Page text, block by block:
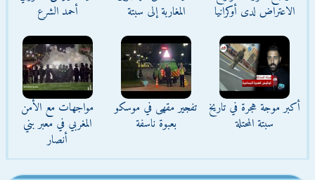
الاعتراض لدى أوكرانيا
المغاربة إلى سبتة
أحمد الشرع
أكبر موجة هجرة في تاريخ
سبتة المحتلة
تفجير مقهى في موسكو
بعبوة ناسفة
مواجهات مع الأمن
المغربي في معبر بني
أنصار